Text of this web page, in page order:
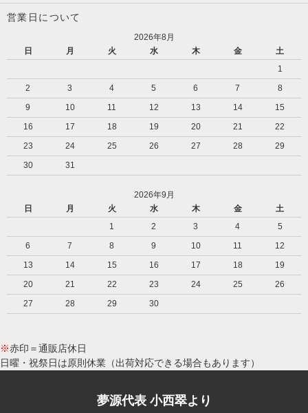
営業日について
2026年8月
日
月 火 水 木 金
土
1
2
3 4 5 6 7
8
9
10 11 12 13 14
15
16
17 18 19 20 21
22
23
24 25 26 27 28
29
30
31
2026年9月
日
月 火 水 木 金
土
1
2 3 4
5
6
7 8 9 10 11
12
13
14 15 16 17 18
19
20
21 22 23 24 25
26
27
28 29 30
※赤印＝通販店休日
日曜・祝祭日は原則休業（出荷対応できる場合もあります）
夢源代表 小西翠より